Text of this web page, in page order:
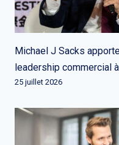
Michael J Sacks
leadership commercial
25 juillet 2026